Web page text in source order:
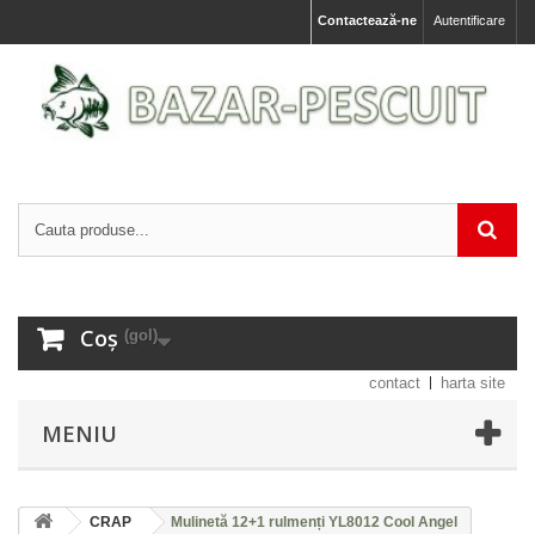
Autentificare
Contactează-ne
Coș (gol)
contact harta site
MENIU
CRAP Mulinetă 12+1 rulmenți YL8012 Cool Angel